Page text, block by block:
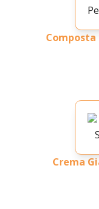
Composta
Crema